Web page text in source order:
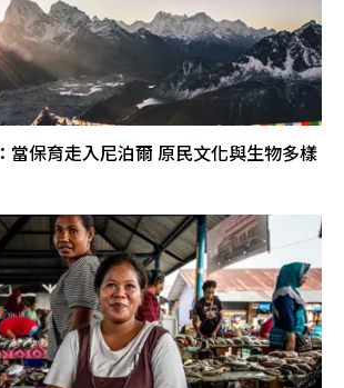
當保育走入尼泊爾 原民文化與生物多樣